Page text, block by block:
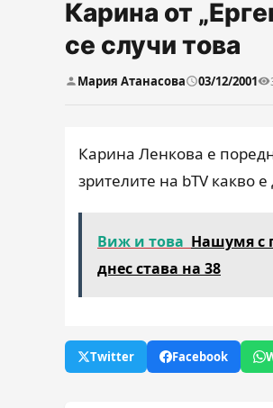
Карина от
се случи това
Мария Атанасова 03/12/2001
Карина Ленкова е
зрителите на bTV какво
Виж и това Нашумя с
днес става на 38
Twitter Facebook